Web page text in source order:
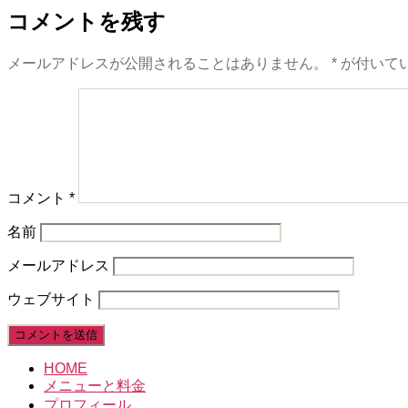
コメントを残す
メールアドレスが公開されることはありません。 * が付いて
コメント *
名前
メールアドレス
ウェブサイト
HOME
メニューと料金
プロフィール